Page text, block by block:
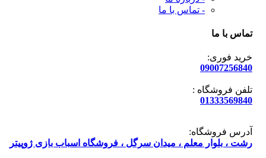
- تماس با ما
با ما
فوری:
فروشگاه :
فروشگاه:
، بلوار معلم ، میدان سرگل ، فروشگاه اسباب بازی ژوپیتر